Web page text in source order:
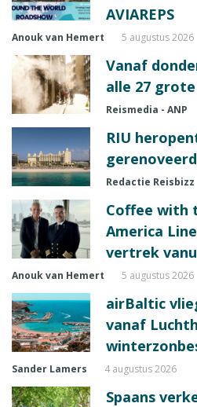
AVIAREPS
Anouk van Hemert 5 augustus 2026
Vanaf
alle 27
Reismedia - ANP
RIU
Redactie Reisbizz
Coffee with
America
vertrek
Anouk van Hemert 5 augustus 2026
airBaltic
vanaf
Sander Lamers 4 augustus 2026
Spaans